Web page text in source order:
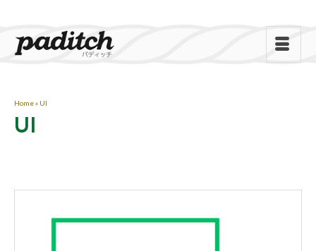
UI
Home» UI